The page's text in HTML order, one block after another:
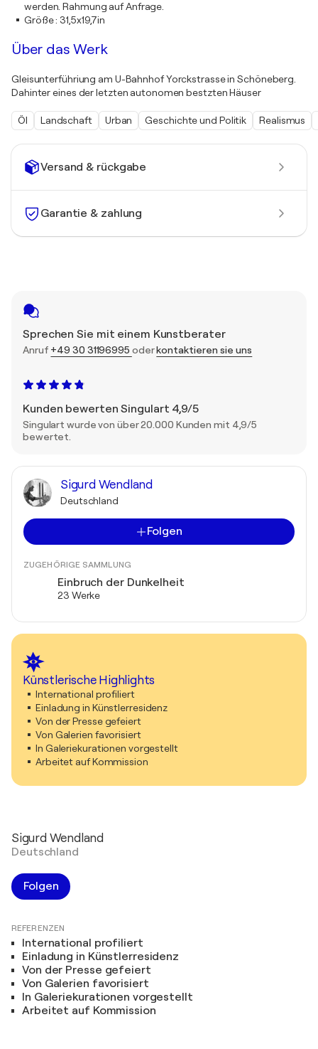
Versand & rückgabe
Garantie & zahlung
Sprechen Sie mit einem Kunstberater
Anruf +49 30 31196995 oderkontaktieren sie uns
Kunden bewerten Singulart 4,9/5
Singulart wurde von über 20.000 Kunden mit 4,9/5
bewertet.
Sigurd Wendland
Deutschland
Folgen
ZUGEHÖRIGE SAMMLUNG
Einbruch der Dunkelheit
23 Werke
Künstlerische Highlights
International profiliert
Einladung in Künstlerresidenz
Von der Presse gefeiert
Von Galerien favorisiert
In Galeriekurationen vorgestellt
Arbeitet auf Kommission
werden. Rahmung auf Anfrage.
Größe: 31,5x19,7in
Über das Werk
Gleisunterführiung am U-Bahnhof Yorckstrasse in Schöneberg.
Dahinter eines der letzten autonomen bestzten Häuser
Öl Landschaft Urban Geschichte und Politik Realismus
Sigurd Wendland
Deutschland
Folgen
REFERENZEN
International profiliert
Einladung in Künstlerresidenz
Von der Presse gefeiert
Von Galerien favorisiert
In Galeriekurationen vorgestellt
Arbeitet auf Kommission